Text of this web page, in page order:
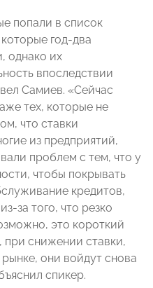
попали в список
год-два
однако их
впоследствии
Самиев. «Сейчас
тех, которые не
что ставки
из предприятий,
проблем с тем, что у
чтобы покрывать
кредитов,
за того, что резко
это короткий
при снижении ставки,
они войдут снова
спикер.